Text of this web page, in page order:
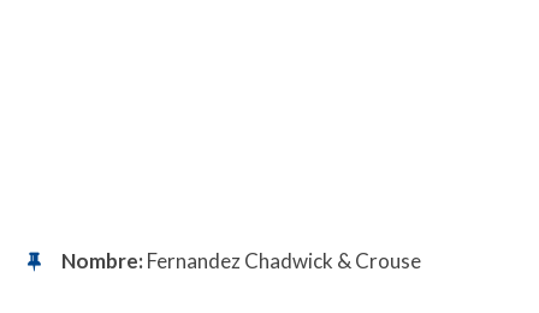
Nombre:Fernandez Chadwick & Crouse